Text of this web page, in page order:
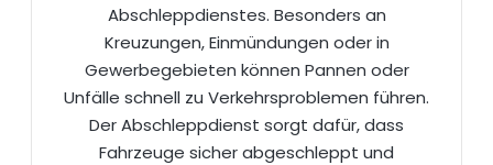
Abschleppdienstes. Besonders an
Kreuzungen, Einmündungen oder in
Gewerbegebieten können Pannen oder
Unfälle schnell zu Verkehrsproblemen führen.
Der Abschleppdienst sorgt dafür, dass
Fahrzeuge sicherabgeschleppt und